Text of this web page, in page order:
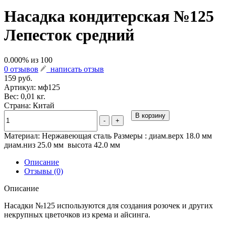
Насадка кондитерская №125
Лепесток средний
0.000% из 100
0 отзывов
написать отзыв
159 руб.
Артикул: мф125
Вес: 0,01 кг.
Страна: Китай
- +
В корзину
Материал: Нержавеющая сталь Размеры : диам.верх 18.0 мм
диам.низ 25.0 мм высота 42.0 мм
Описание
Отзывы (0)
Описание
Насадки №125 используются для создания розочек и других
некрупных цветочков из крема и айсинга.